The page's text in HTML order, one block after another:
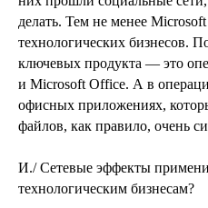
делать. Тем не менее
технологических бизнесов.
ключевых продукта — это
и Microsoft Office. А в
офисных приложениях,
файлов, как правило, очень
И./ Сетевые эффекты
технологическим бизнесам?